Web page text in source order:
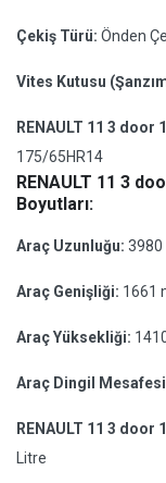
Çekiş Türü: Önden
Vites Kutusu
RENAULT 11 3 door
175/65HR14
RENAULT 11 3
Boyutları:
Araç Uzunluğu:
Araç Genişliği: 1661
Araç Yüksekliği:
Araç Dingil
RENAULT 11 3 door
Litre